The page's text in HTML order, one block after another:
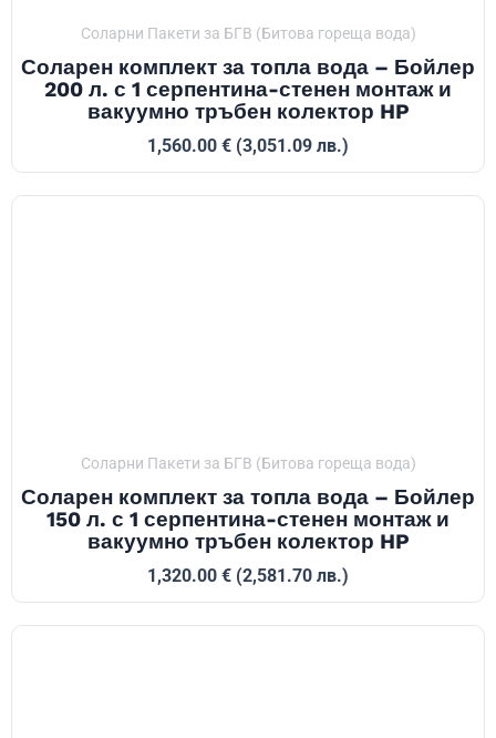
Соларни Пакети за БГВ (Битова гореща вода)
Соларен комплект за топла вода – Бойлер
200 л. с 1 серпентина-стенен монтаж и
вакуумно тръбен колектор HP
1,560.00 € (3,051.09 лв.)
Соларни Пакети за БГВ (Битова гореща вода)
Соларен комплект за топла вода – Бойлер
150 л. с 1 серпентина-стенен монтаж и
вакуумно тръбен колектор HP
1,320.00 € (2,581.70 лв.)